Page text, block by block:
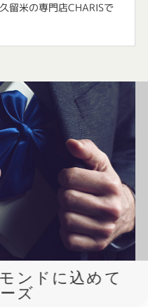
留米の専門店CHARISで
ンドに込めて
ズ